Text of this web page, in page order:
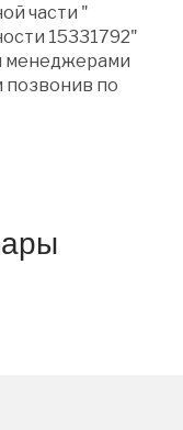
части "
15331792"
менеджерами
позвонив по